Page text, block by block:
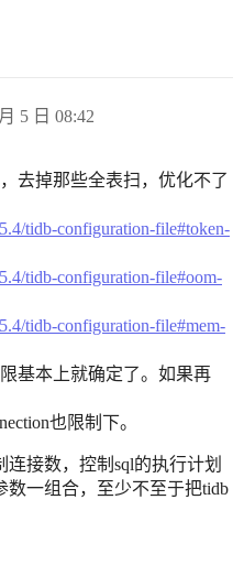
5 日 08:42
去掉那些全表扫，优化不了
tidb-configuration-file#token-
tidb-configuration-file#oom-
tidb-configuration-file#mem-
基本上就确定了。如果再
也限制下。
接数，控制sql的执行计划
数一组合，至少不至于把tidb